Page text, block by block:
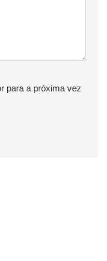
para a próxima vez